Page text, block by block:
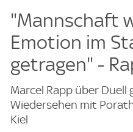
"Mannschaft
Emotion im
getragen" -
Marcel Rapp über Duell
Wiedersehen mit
Kiel